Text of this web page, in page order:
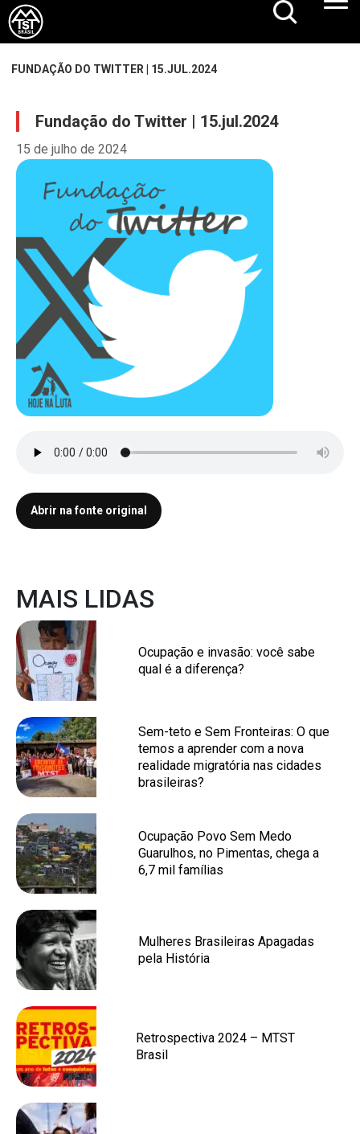
FUNDAÇÃO DO TWITTER | 15.JUL.2024
Fundação do Twitter | 15.jul.2024
15 de julho de 2024
Abrir na fonte original
MAIS LIDAS
Ocupação e invasão: você sabe
qual é a diferença?
Sem-teto e Sem Fronteiras: O que
temos a aprender com a nova
realidade migratória nas cidades
brasileiras?
Ocupação Povo Sem Medo
Guarulhos, no Pimentas, chega a
6,7 mil famílias
Mulheres Brasileiras Apagadas
pela História
Retrospectiva 2024 – MTST
Brasil